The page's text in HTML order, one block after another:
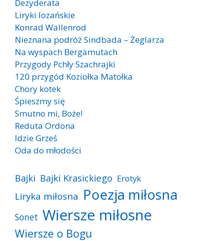
Dezyderata
Liryki lozańskie
Konrad Wallenrod
Nieznana podróż Sindbada – Żeglarza
Na wyspach Bergamutach
Przygody Pchły Szachrajki
120 przygód Koziołka Matołka
Chory kotek
Śpieszmy się
Smutno mi, Boże!
Reduta Ordona
Idzie Grześ
Oda do młodości
Bajki Bajki Krasickiego Erotyk
Liryka miłosna Poezja miłosna
Sonet Wiersze miłosne
Wiersze o Bogu